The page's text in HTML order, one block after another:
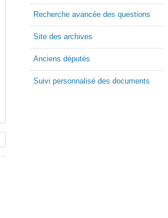
Recherche avancée des questions
Site des archives
Anciens députés
Suivi personnalisé des documents